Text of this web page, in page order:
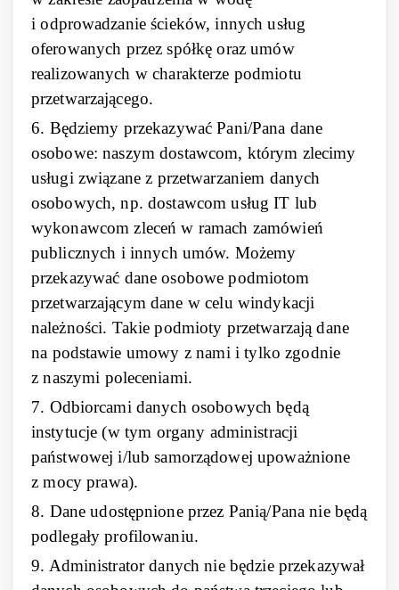
i odprowadzanie ścieków, innych usług
oferowanych przez spółkę oraz umów
realizowanych w charakterze podmiotu
przetwarzającego.
6. Będziemy przekazywać Pani/Pana dane
osobowe: naszym dostawcom, którym zlecimy
usługi związane z przetwarzaniem danych
osobowych, np. dostawcom usług IT lub
wykonawcom zleceń w ramach zamówień
publicznych i innych umów. Możemy
przekazywać dane osobowe podmiotom
przetwarzającym dane w celu windykacji
należności. Takie podmioty przetwarzają dane
na podstawie umowy z nami i tylko zgodnie
z naszymi poleceniami.
7. Odbiorcami danych osobowych będą
instytucje (w tym organy administracji
państwowej i/lub samorządowej upoważnione
z mocy prawa).
8. Dane udostępnione przez Panią/Pana nie będą
podlegały profilowaniu.
9. Administrator danych nie będzie przekazywał